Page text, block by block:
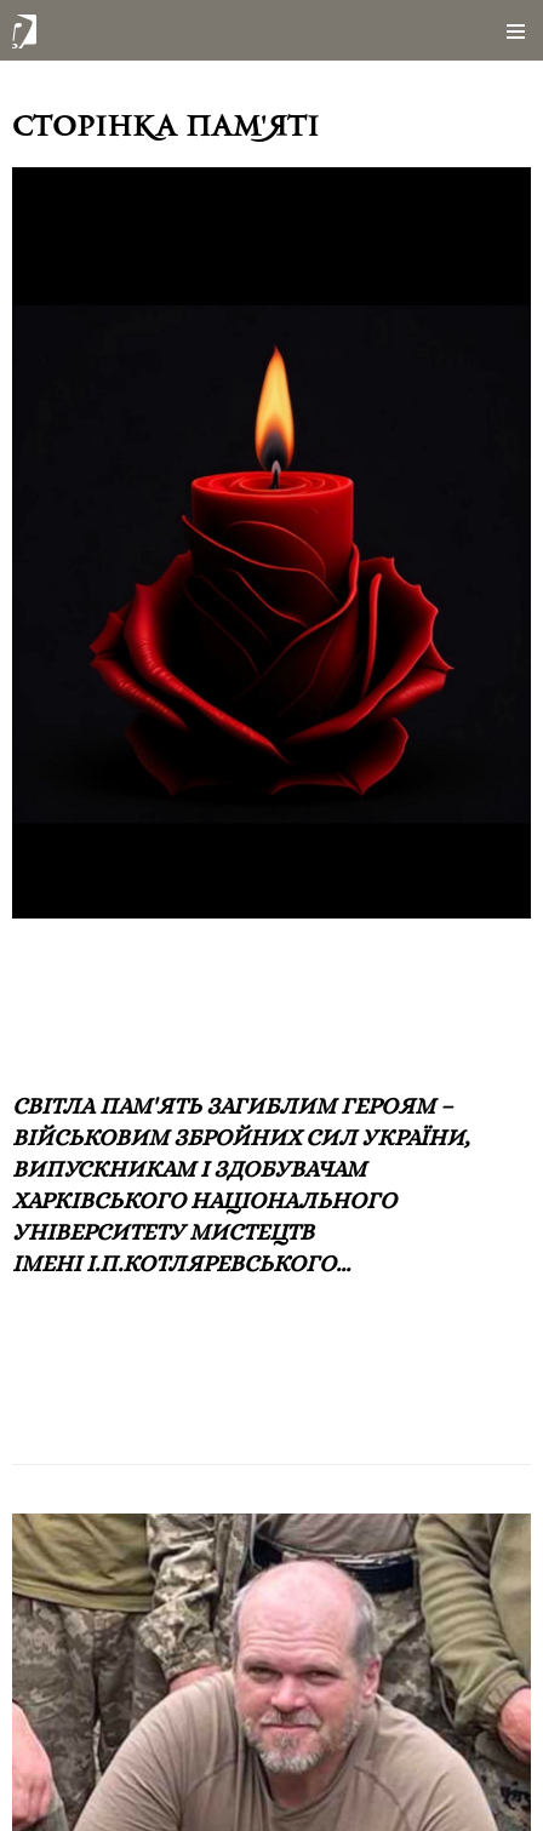
Сторінка пам'яті
СВІТЛА ПАМ'ЯТЬ ЗАГИБЛИМ ГЕРОЯМ –
ВІЙСЬКОВИМ ЗБРОЙНИХ СИЛ УКРАЇНИ,
ВИПУСКНИКАМ І ЗДОБУВАЧАМ
ХАРКІВСЬКОГО НАЦІОНАЛЬНОГО
УНІВЕРСИТЕТУ МИСТЕЦТВ
ІМЕНІ І.П.КОТЛЯРЕВСЬКОГО...